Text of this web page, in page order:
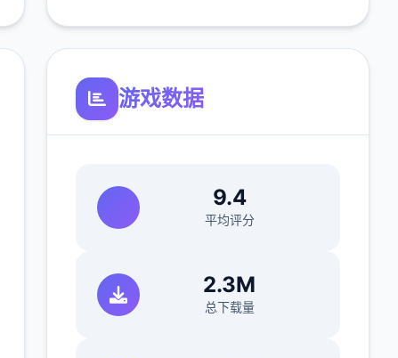
游戏数据
9.4
平均评分
2.3M
总下载量